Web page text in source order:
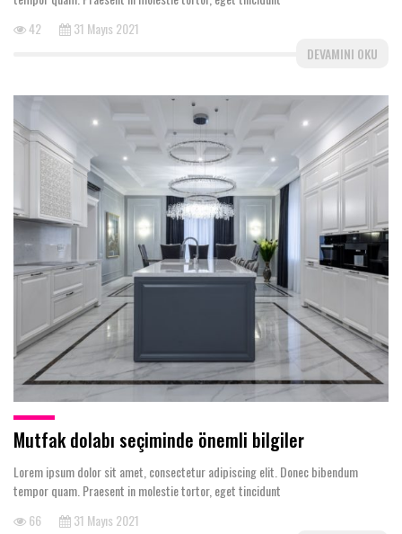
42
31 Mayıs 2021
DEVAMINI OKU
Mutfak dolabı seçiminde önemli bilgiler
Lorem ipsum dolor sit amet, consectetur adipiscing elit. Donec bibendum
tempor quam. Praesent in molestie tortor, eget tincidunt
66
31 Mayıs 2021